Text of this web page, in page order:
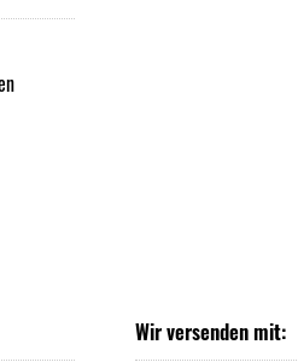
Wir versenden mit: